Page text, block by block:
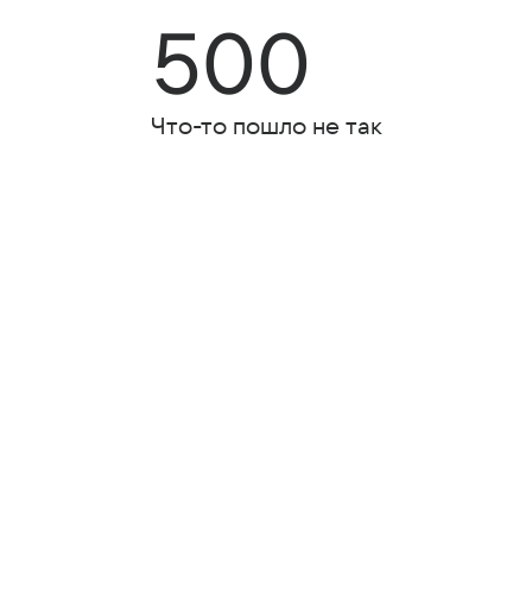
500
Что-то пошло не так